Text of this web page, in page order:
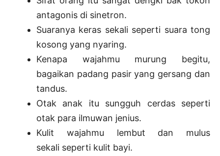
antagonis di sinetron.
Suaranya keras sekali seperti suara tong
kosong yang nyaring.
Kenapa wajahmu murung begitu,
bagaikan padang pasir yang gersang dan
tandus.
Otak anak itu sungguh cerdas seperti
otak para ilmuwan jenius.
Kulit wajahmu lembut dan mulus
sekali seperti kulit bayi.